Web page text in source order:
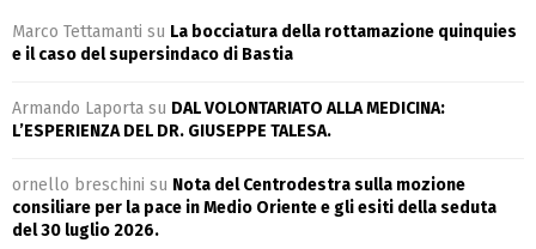
Marco Tettamanti su La bocciatura della rottamazione quinquies
e il caso del supersindaco di Bastia
Armando Laporta su DAL VOLONTARIATO ALLA MEDICINA:
L’ESPERIENZA DEL DR. GIUSEPPE TALESA.
ornello breschini su Nota del Centrodestra sulla mozione
consiliare per la pace in Medio Oriente e gli esiti della seduta
del 30 luglio 2026.